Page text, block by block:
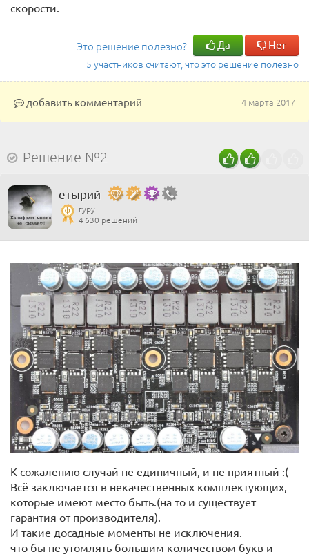
скорости.
Это решение полезно? Да Нет
5 участников считают, что это решение полезно
4 марта 2017
добавить комментарий
Решение №2
етырий
гуру
4 630 решений
К сожалению случай не единичный, и не приятный :(
Всё заключается в некачественных комплектующих,
которые имеют место быть.(на то и существует
гарантия от производителя).
И такие досадные моменты не исключения.
что бы не утомлять большим количеством букв и